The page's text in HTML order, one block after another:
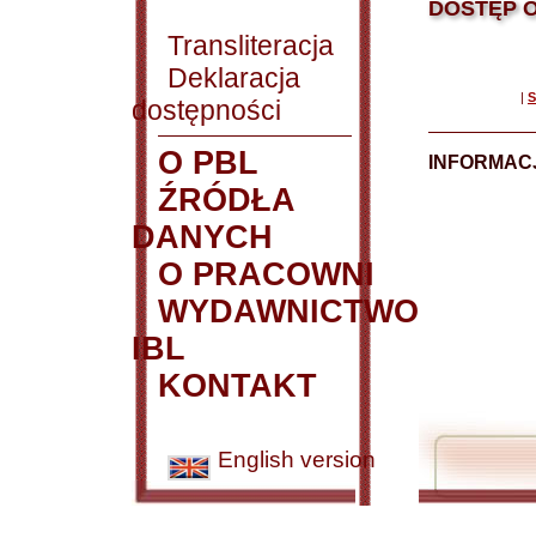
Transliteracja
Deklaracja
dostępności
O PBL
ŹRÓDŁA
DANYCH
O PRACOWNI
WYDAWNICTWO
IBL
KONTAKT
English version
DOSTĘP
|